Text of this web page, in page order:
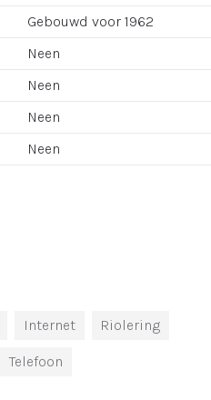
Gebouwd voor 1962
Neen
Neen
Neen
Neen
Internet Riolering
Telefoon